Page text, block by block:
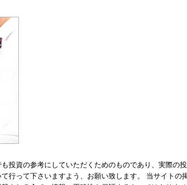
投資の参考にしていただくためのものであり、実際の
行って下さいますよう、お願い致します。 当サイトの